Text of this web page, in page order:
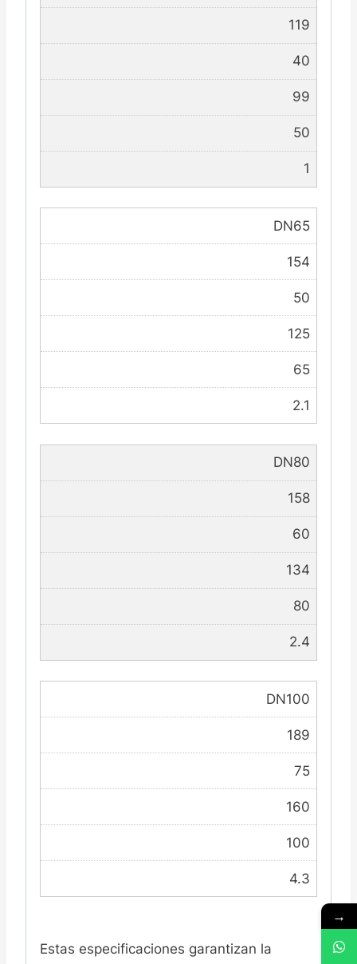
119
40
99
50
1
DN65
154
50
125
65
2.1
DN80
158
60
134
80
2.4
DN100
189
75
160
100
4.3
Estas especificaciones garantizan la
→